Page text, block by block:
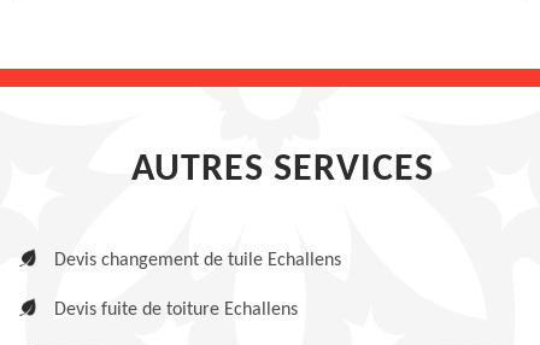
AUTRES SERVICES
Devis changement de tuile Echallens
Devis fuite de toiture Echallens